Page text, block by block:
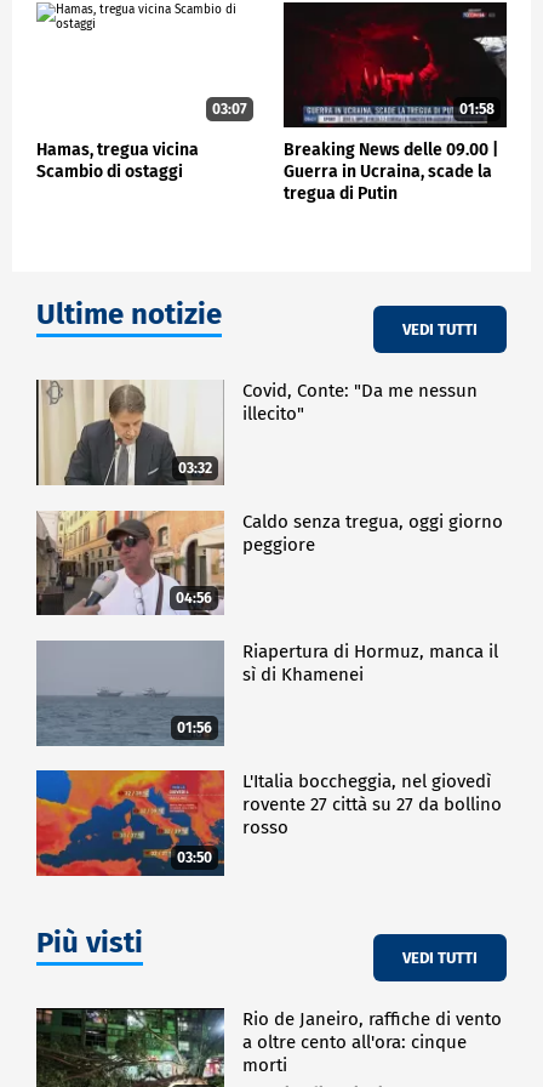
persone nella regione.
03:07
Hamas, tregua vicina
Scambio di ostaggi
01:58
Breaking News delle 09.00 |
Guerra in Ucraina, scade la
tregua di Putin
Ultime notizie VEDI TUTTI
03:32
Covid, Conte: "Da me nessun
illecito"
04:56
Caldo senza tregua, oggi giorno
peggiore
01:56
Riapertura di Hormuz, manca il
sì di Khamenei
03:50
L'Italia boccheggia, nel giovedì
rovente 27 città su 27 da bollino
rosso
Più visti VEDI TUTTI
Rio de Janeiro, raffiche di vento
a oltre cento all'ora: cinque
morti